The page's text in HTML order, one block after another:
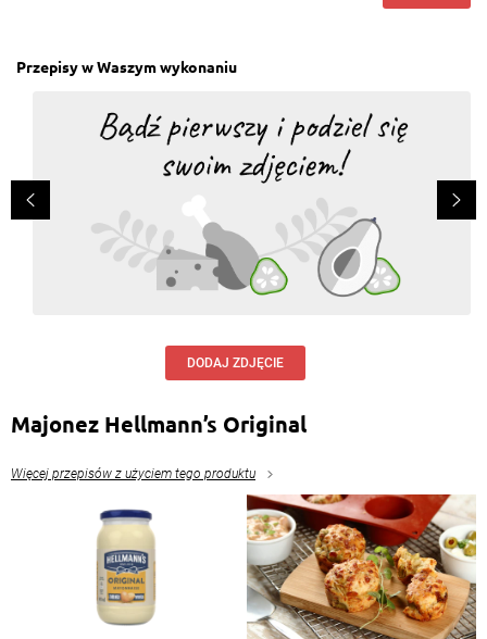
Przepisy w Waszym wykonaniu
DODAJ ZDJĘCIE
Majonez Hellmann’s Original
Więcej przepisów z użyciem tego produktu